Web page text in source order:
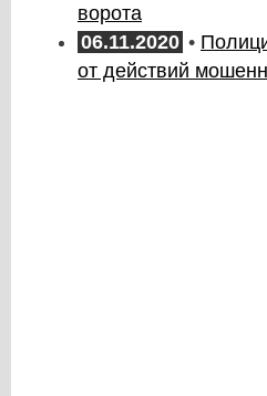
ворота
06.11.2020 •
от действий